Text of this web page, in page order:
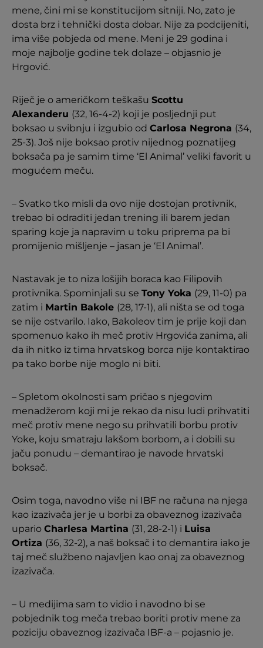
mene, čini mi se konstitucijom sitniji. No, zato je
dosta brz i tehnički dosta dobar. Nije za podcijeniti,
ima više pobjeda od mene. Meni je 29 godina i
moje najbolje godine tek dolaze – objasnio je
Hrgović.
Riječ je o američkom teškašu Scottu
Alexanderu (32, 16-4-2) koji je posljednji put
boksao u svibnju i izgubio od Carlosa Negrona (34,
25-3). Još nije boksao protiv nijednog poznatijeg
boksača pa je samim time ‘El Animal’ veliki favorit u
mogućem meču.
– Svatko tko misli da ovo nije dostojan protivnik,
trebao bi odraditi jedan trening ili barem jedan
sparing koje ja napravim u toku priprema pa bi
promijenio mišljenje – jasan je ‘El Animal’.
Nastavak je to niza lošijih boraca kao Filipovih
protivnika. Spominjali su se Tony Yoka (29, 11-0) pa
zatim i Martin Bakole (28, 17-1), ali ništa se od toga
se nije ostvarilo. Iako, Bakoleov tim je prije koji dan
spomenuo kako ih meč protiv Hrgovića zanima, ali
da ih nitko iz tima hrvatskog borca nije kontaktirao
pa tako borbe nije moglo ni biti.
– Spletom okolnosti sam pričao s njegovim
menadžerom koji mi je rekao da nisu ludi prihvatiti
meč protiv mene nego su prihvatili borbu protiv
Yoke, koju smatraju lakšom borbom, a i dobili su
jaču ponudu – demantirao je navode hrvatski
boksač.
Osim toga, navodno više ni IBF ne računa na njega
kao izazivača jer je u borbi za obaveznog izazivača
upario Charlesa Martina (31, 28-2-1) i Luisa
Ortiza (36, 32-2), a naš boksač i to demantira iako je
taj meč službeno najavljen kao onaj za obaveznog
izazivača.
– U medijima sam to vidio i navodno bi se
pobjednik tog meča trebao boriti protiv mene za
poziciju obaveznog izazivača IBF-a – pojasnio je.